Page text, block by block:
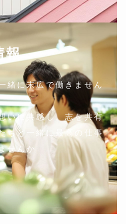
報
緒に末広で働きません
いに共感し。志を共有
ちと一緒に最高の仕事
せんか